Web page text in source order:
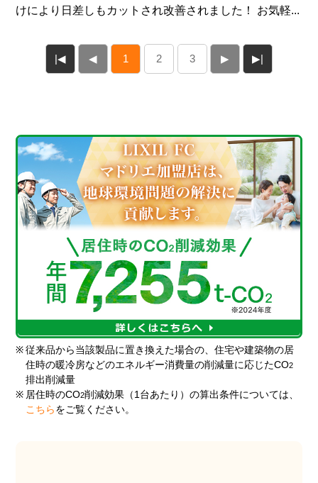
けにより日差しもカットされ改善されました！ お気軽...
|◀ ◀ 1 2 3 ▶ ▶|
※ 従来品から当該製品に置き換えた場合の、住宅や建築物の居
住時の暖冷房などのエネルギー消費量の削減量に応じたCO2
排出削減量
※ 居住時のCO2削減効果（1台あたり）の算出条件については、
こちら をご覧ください。